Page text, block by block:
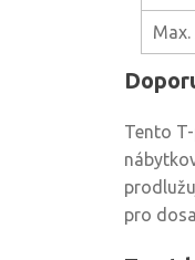
Max.
Tento
pro